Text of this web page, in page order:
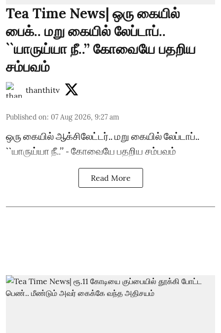
Tea Time News| ஒரு கையில்
பைக்.. மறு கையில் லேப்டாப்..
``யாருய்யா நீ..’’ கோவையே பதறிய
சம்பவம்
thanthitv
Published on: 07 Aug 2026, 9:27 am
ஒரு கையில் ஆக்சிலேட்டர்.. மறு கையில் லேப்டாப்..
``யாருய்யா நீ..’’ - கோவையே பதறிய சம்பவம்
Read More